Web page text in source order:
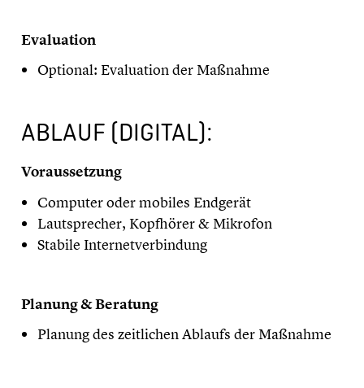
Evaluation
Optional: Evaluation der Maßnahme
ABLAUF (DIGITAL):
Voraussetzung
Computer oder mobiles Endgerät
Lautsprecher, Kopfhörer & Mikrofon
Stabile Internetverbindung
Planung & Beratung
Planung des zeitlichen Ablaufs der Maßnahme